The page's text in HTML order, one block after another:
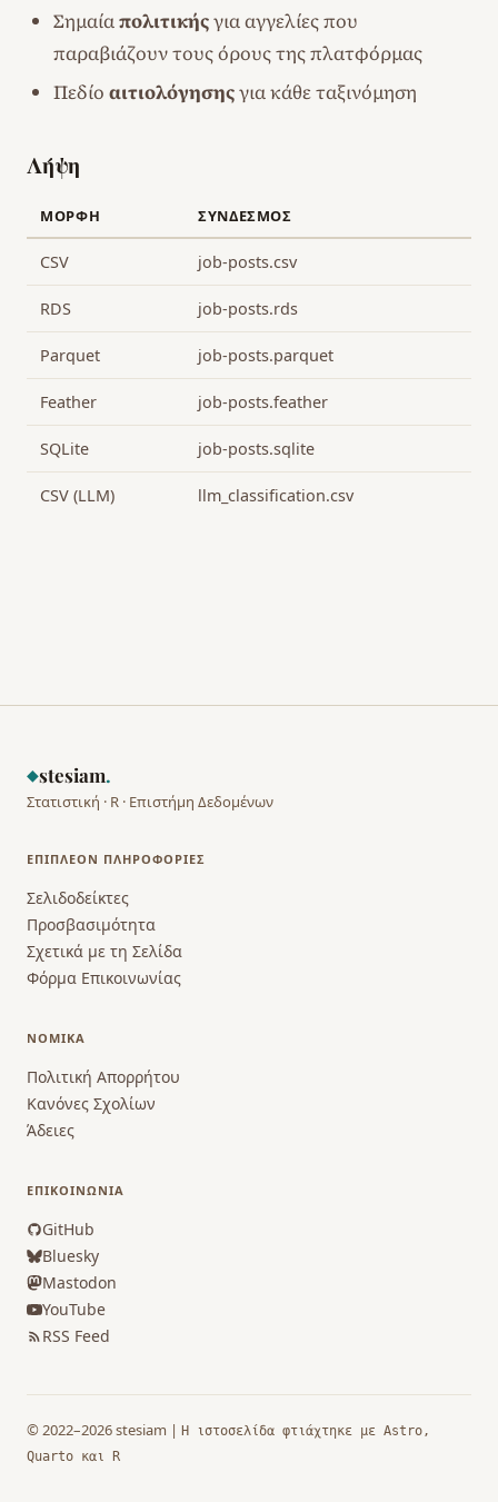
Σημαίαπολιτικήςγια αγγελίες που
παραβιάζουν τους όρους της πλατφόρμας
Πεδίο αιτιολόγησηςγια κάθε ταξινόμηση
Λήψη
ΜΟΡΦΉ ΣΎΝΔΕΣΜΟΣ
CSV job-posts.csv
RDS job-posts.rds
Parquet job-posts.parquet
Feather job-posts.feather
SQLite job-posts.sqlite
CSV (LLM) llm_classification.csv
◆stesiam.
Στατιστική · R · Επιστήμη Δεδομένων
ΕΠΙΠΛΈΟΝ ΠΛΗΡΟΦΟΡΊΕΣ
Σελιδοδείκτες
Προσβασιμότητα
Σχετικά με τη Σελίδα
Φόρμα Επικοινωνίας
ΝΟΜΙΚΆ
Πολιτική Απορρήτου
Κανόνες Σχολίων
Άδειες
ΕΠΙΚΟΙΝΩΝΊΑ
GitHub
Bluesky
Mastodon
YouTube
RSS Feed
© 2022–2026 stesiam | Η ιστοσελίδα φτιάχτηκε με Astro,
Quarto και R